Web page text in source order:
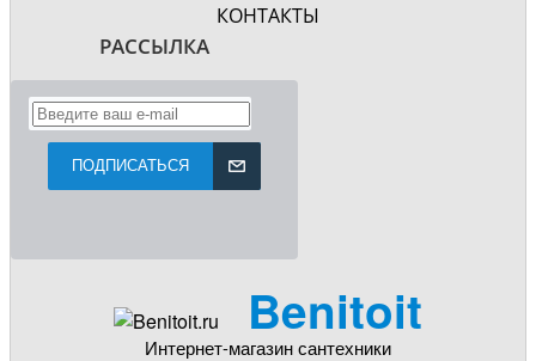
КОНТАКТЫ
РАССЫЛКА
ПОДПИСАТЬСЯ
Benitoit
Интернет-магазин сантехники